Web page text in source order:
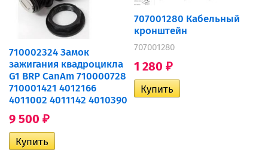
710002324 Замок
зажигания квадроцикла
G1 BRP CanAm 710000728
710001421 4012166
4011002 4011142 4010390
9 500 ₽
707001280 Кабельный
кронштейн
707001280
1 280 ₽